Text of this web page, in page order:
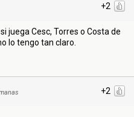
+2
juega Cesc, Torres o Costa de
lo tengo tan claro.
+2